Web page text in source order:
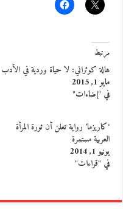
مرتبط
هالة كوثراني: لا حياة وردية في الأدب
مايو 1, 2015
في "إضاءات"
‘كاريزما’ رواية تعلن أن ثورة المرأة
العربية مستمرة
يونيو 1, 2014
في "قراءات"